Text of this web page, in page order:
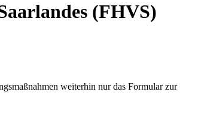
(FHVS)
weiterhin nur das Formular zur